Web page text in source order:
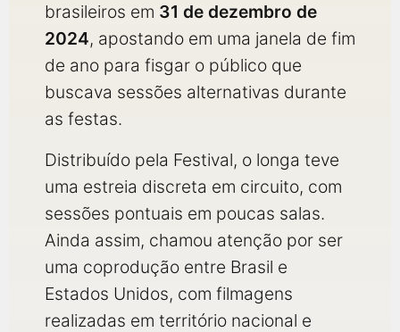
brasileiros em 31 de dezembro de
2024, apostando em uma janela de fim
de ano para fisgar o público que
buscava sessões alternativas durante
as festas.
Distribuído pela Festival, o longa teve
uma estreia discreta em circuito, com
sessões pontuais em poucas salas.
Ainda assim, chamou atenção por ser
uma coprodução entre Brasil e
Estados Unidos, com filmagens
realizadas em território nacional e